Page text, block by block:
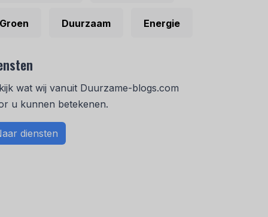
Groen Duurzaam Energie
wat wij vanuit Duurzame-blogs.com
u kunnen betekenen.
diensten